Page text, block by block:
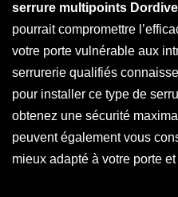
serrure multipoints
pourrait compromettre
votre porte vulnérable aux
serrurerie qualifiés
pour installer ce type de
obtenez une sécurité
peuvent également vous
mieux adapté à votre porte